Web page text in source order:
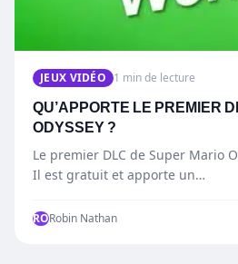
JEUX VIDÉO 1 min de lecture
QU’APPORTE LE PREMIER
ODYSSEY ?
Le premier DLC de Super Mario
Il est gratuit et apporte un…
RORobin Nathan